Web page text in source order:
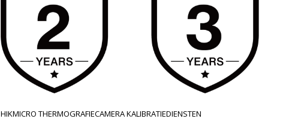
HIKMICRO THERMOGRAFIECAMERA KALIBRATIEDIENSTEN